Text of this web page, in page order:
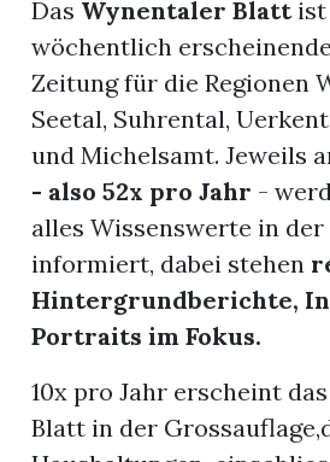
E-
Paper
App
Burg
Das Wynentaler Blattist
wöchentlich
Zeitung für die Regionen
Seetal, Suhrental,
und Michelsamt. Jeweils
- also 52x pro Jahr -
alles Wissenswerte in der
informiert, dabei stehen
Hintergrundberichte,
Portraits im Fokus.
10x pro Jahr erscheint
Blatt in der